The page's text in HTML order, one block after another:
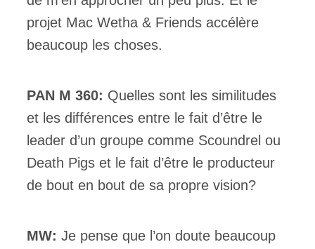
projet Mac Wetha & Friends accélère
beaucoup les choses.
PAN M 360: Quelles sont les similitudes
et les différences entre le fait d’être le
leader d’un groupe comme Scoundrel ou
Death Pigs et le fait d’être le producteur
de bout en bout de sa propre vision?
MW: Je pense que l’on doute beaucoup